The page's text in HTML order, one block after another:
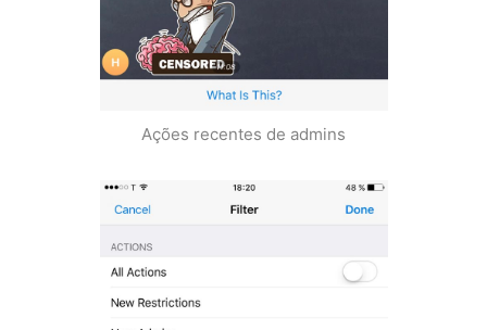
Ações recentes de admins